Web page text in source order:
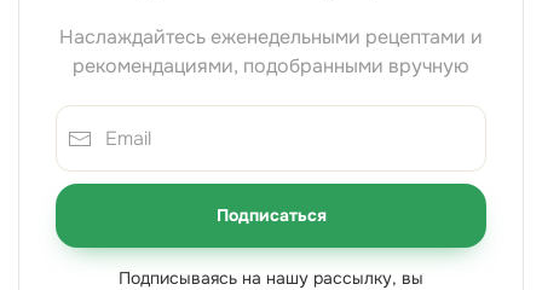
Наслаждайтесь еженедельными рецептами и
рекомендациями, подобранными вручную
Подписаться
Подписываясь на нашу рассылку, вы